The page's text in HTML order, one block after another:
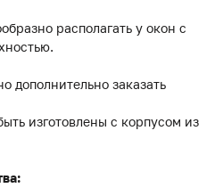
располагать у окон с
дополнительно заказать
изготовлены с корпусом из